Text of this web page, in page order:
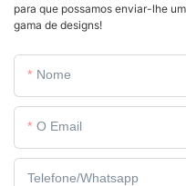
para que possamos enviar-lhe
gama de designs!
Nome
O Email
Telefone/whatsapp